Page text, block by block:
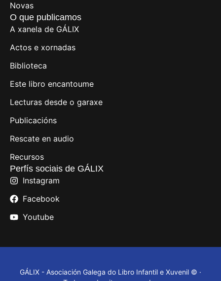
Novas
O que publicamos
A xanela de GÁLIX
Actos e xornadas
Biblioteca
Este libro encantoume
Lecturas desde o garaxe
Publicacións
Rescate en audio
Recursos
Perfís sociais de GÁLIX
Instagram
Facebook
Youtube
GÁLIX - Asociación Galega do Libro Infantil e Xuvenil © ·